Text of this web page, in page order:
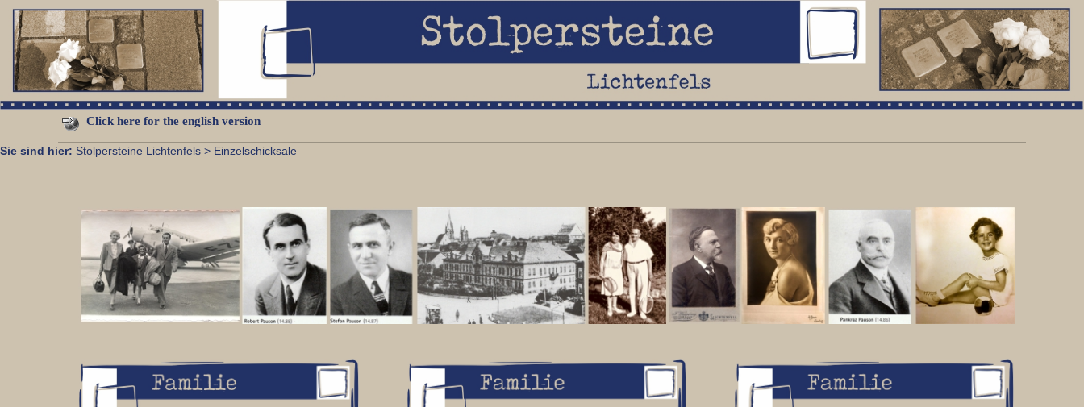
Zum Inhalt,zur Navigationoderzur Startseite
Click here for the english version
Sie sind hier: Stolpersteine Lichtenfels > Einzelschicksale